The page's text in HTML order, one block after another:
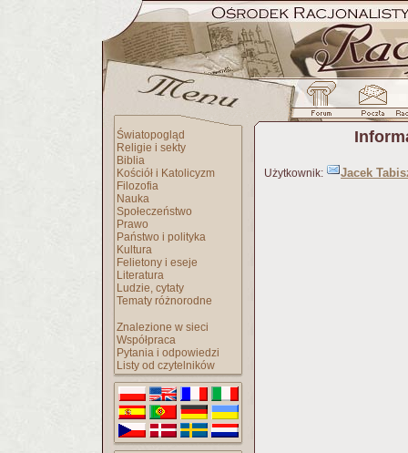
Światopogląd
Religie i sekty
Biblia
Kościół i Katolicyzm
Filozofia
Nauka
Społeczeństwo
Prawo
Państwo i polityka
Kultura
Felietony i eseje
Literatura
Ludzie, cytaty
Tematy różnorodne
Znalezione w sieci
Współpraca
Pytania i odpowiedzi
Listy od czytelników
Użytkownik: Jacek